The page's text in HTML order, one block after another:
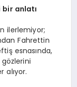
anlatı
ilerlemiyor;
Fahrettin
esnasında,
alıyor.